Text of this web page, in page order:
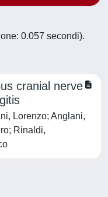
0.057 secondi).
cranial nerve
Lorenzo; Anglani,
Rinaldi,